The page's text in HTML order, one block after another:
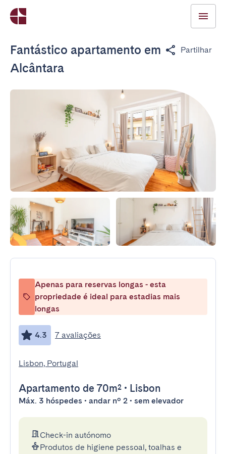
Fantástico apartamento em
Alcântara
Partilhar
Apenas para reservas longas - esta
propriedade é ideal para estadias mais
longas
4.3 7 avaliações
Lisbon, Portugal
Apartamento de 70m² • Lisbon
Máx. 3 hóspedes • andar nº 2 • sem elevador
Check-in autónomo
Produtos de higiene pessoal, toalhas e